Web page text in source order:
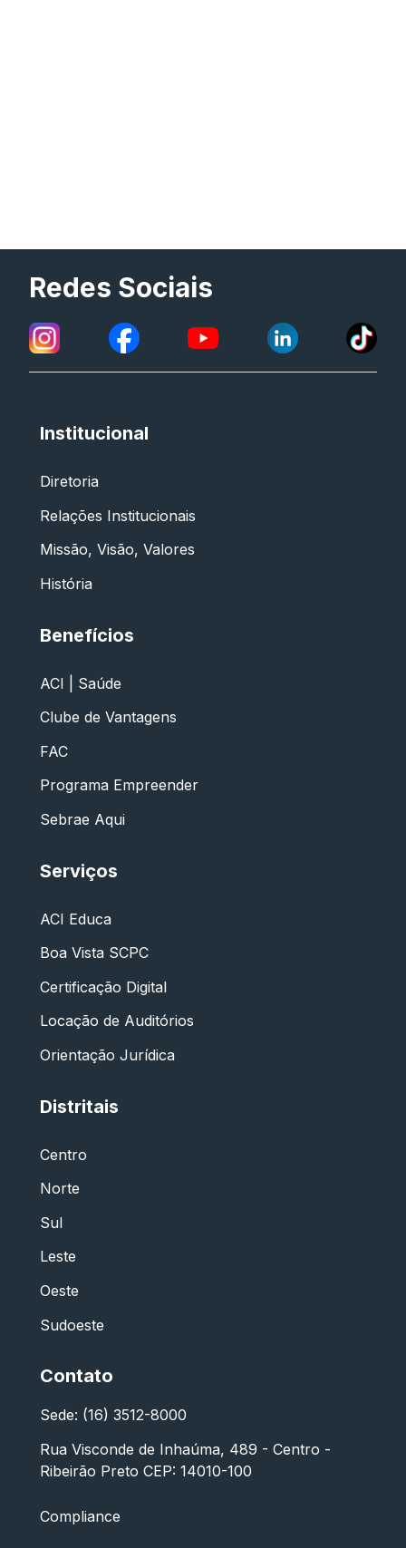
Redes Sociais
Institucional
Diretoria
Relações Institucionais
Missão, Visão, Valores
História
Benefícios
ACI | Saúde
Clube de Vantagens
FAC
Programa Empreender
Sebrae Aqui
Serviços
ACI Educa
Boa Vista SCPC
Certificação Digital
Locação de Auditórios
Orientação Jurídica
Distritais
Centro
Norte
Sul
Leste
Oeste
Sudoeste
Contato
Sede: (16) 3512-8000
Rua Visconde de Inhaúma, 489 - Centro -
Ribeirão Preto CEP: 14010-100
Compliance